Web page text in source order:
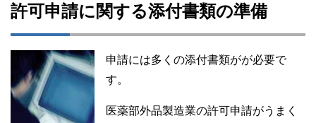
許可申請に関する添付書類の準備
申請には多くの添付書類がが必要で
す。
医薬部外品製造業の許可申請がうまく